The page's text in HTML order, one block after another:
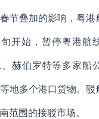
节叠加的影响，粤
开始，暂停粤港航
赫伯罗特等多家船
地多个港口货物。
范围的接驳市场。